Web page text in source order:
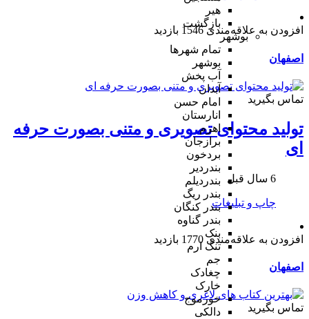
هیر
بازگشت
بوشهر
تمام شهر‌ها
بوشهر
آب پخش
آبدان
امام حسن
انارستان
اهرم
برازجان
بردخون
بندردیر
بندردیلم
بندر ریگ
بندر کنگان
بندر گناوه
بنک
تنگ ارم
جم
چغادک
خارک
خورموج
دالکی
افزودن به علاقه‌مندی 1546 بازدید
اصفهان
تماس بگیرید
تولید محتوای تصویری و متنی بصورت حرفه
ای
6 سال قبل
چاپ و تبلیغات
افزودن به علاقه‌مندی 1770 بازدید
اصفهان
تماس بگیرید